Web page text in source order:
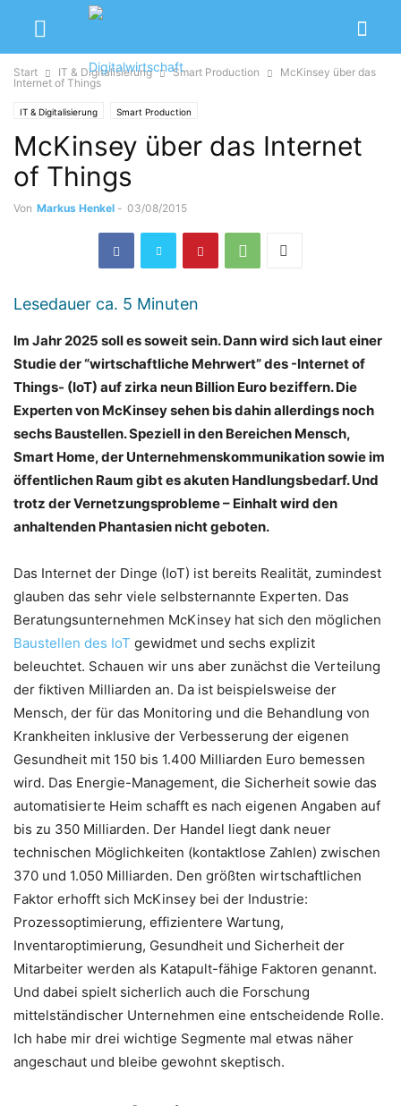
Start IT & Digitalisierung Smart Production
McKinsey über das
Internet of Things
IT & Digitalisierung Smart Production
McKinsey über das Internet
of Things
Von Markus Henkel - 03/08/2015
Lesedauer ca. 5 Minuten
Im Jahr 2025 soll es soweit sein. Dann wird sich laut einer
Studie der “wirtschaftliche Mehrwert” des -Internet of
Things- (IoT) auf zirka neun Billion Euro beziffern. Die
Experten von McKinsey sehen bis dahin allerdings noch
sechs Baustellen. Speziell in den Bereichen Mensch,
Smart Home, der Unternehmenskommunikation sowie im
öffentlichen Raum gibt es akuten Handlungsbedarf. Und
trotz der Vernetzungsprobleme – Einhalt wird den
anhaltenden Phantasien nicht geboten.
Das Internet der Dinge (IoT) ist bereits Realität, zumindest
glauben das sehr viele selbsternannte Experten. Das
Beratungsunternehmen McKinsey hat sich den möglichen
Baustellen des IoT gewidmet und sechs explizit
beleuchtet. Schauen wir uns aber zunächst die Verteilung
der fiktiven Milliarden an. Da ist beispielsweise der
Mensch, der für das Monitoring und die Behandlung von
Krankheiten inklusive der Verbesserung der eigenen
Gesundheit mit 150 bis 1.400 Milliarden Euro bemessen
wird. Das Energie-Management, die Sicherheit sowie das
automatisierte Heim schafft es nach eigenen Angaben auf
bis zu 350 Milliarden. Der Handel liegt dank neuer
technischen Möglichkeiten (kontaktlose Zahlen) zwischen
370 und 1.050 Milliarden. Den größten wirtschaftlichen
Faktor erhofft sich McKinsey bei der Industrie:
Prozessoptimierung, effizientere Wartung,
Inventaroptimierung, Gesundheit und Sicherheit der
Mitarbeiter werden als Katapult-fähige Faktoren genannt.
Und dabei spielt sicherlich auch die Forschung
mittelständischer Unternehmen eine entscheidende Rolle.
Ich habe mir drei wichtige Segmente mal etwas näher
angeschaut und bleibe gewohnt skeptisch.